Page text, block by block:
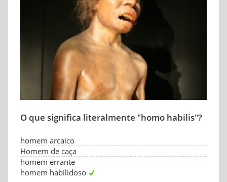
O que significa literalmente "homo habilis"?
homem arcaico
Homem de caça
homem errante
homem habilidoso